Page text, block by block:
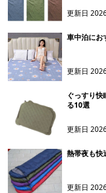
更新日
車中泊にお
更新日
ぐっすり
る10選
更新日
熱帯夜も快
更新日